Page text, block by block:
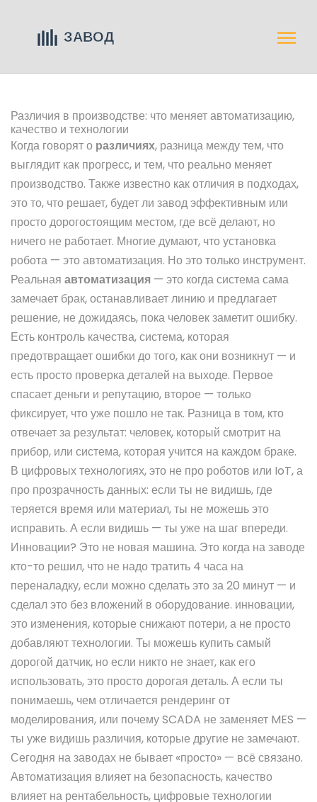
Различия в производстве: что меняет автоматизацию,
качество и технологии
Когда говорят о различиях, разница между тем, что
выглядит как прогресс, и тем, что реально меняет
производство. Также известно какотличия в подходах,
это то, что решает, будет ли завод эффективным или
просто дорогостоящим местом, где всё делают, но
ничего не работает. Многие думают, что установка
робота — это автоматизация. Но это только инструмент.
Реальная автоматизация — это когда система сама
замечает брак, останавливает линию и предлагает
решение, не дожидаясь, пока человек заметит ошибку.
Есть контроль качества,система, которая
предотвращает ошибки до того, как они возникнут — и
есть просто проверка деталей на выходе. Первое
спасает деньги и репутацию, второе — только
фиксирует, что уже пошло не так. Разница в том, кто
отвечает за результат: человек, который смотрит на
прибор, или система, которая учится на каждом браке.
В цифровых технологиях,это не про роботов или IoT, а
про прозрачность данных: если ты не видишь, где
теряется время или материал, ты не можешь это
исправить. А если видишь — ты уже на шаг впереди.
Инновации? Это не новая машина. Это когда на заводе
кто-то решил, что не надо тратить 4 часа на
переналадку, если можно сделать это за 20 минут — и
сделал это без вложений в оборудование. инновации,
это изменения, которые снижают потери, а не просто
добавляют технологии. Ты можешь купить самый
дорогой датчик, но если никто не знает, как его
использовать, это просто дорогая деталь. А если ты
понимаешь, чем отличается рендеринг от
моделирования, или почему SCADA не заменяет MES —
ты уже видишь различия, которые другие не замечают.
Сегодня на заводах не бывает «просто» — всё связано.
Автоматизация влияет на безопасность, качество
влияет на рентабельность, цифровые технологии